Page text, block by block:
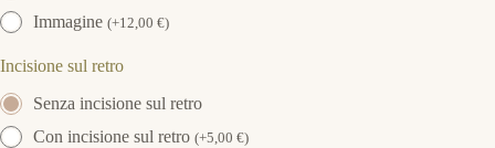
Immagine (+12,00 €)
Incisione sul retro
Senza incisione sul retro
Con incisione sul retro (+5,00 €)